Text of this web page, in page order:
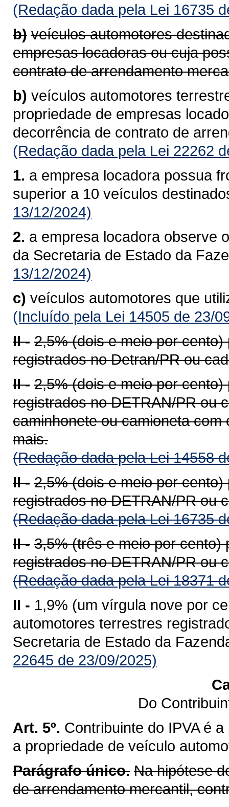
(Redação dada pela Lei 16735
b) veículos automotores
empresas locadoras ou cuja
contrato de arrendamento
b) veículos automotores
propriedade de empresas
decorrência de contrato de
(Redação dada pela Lei 22262
1. a empresa locadora possua
superior a 10 veículos
13/12/2024)
2. a empresa locadora observe
da Secretaria de Estado da
13/12/2024)
c) veículos automotores que
(Incluído pela Lei 14505 de 23/
II - 2,5% (dois e meio por
registrados no Detran/PR ou
II - 2,5% (dois e meio por
registrados no DETRAN/PR ou
caminhonete ou camioneta
mais.
(Redação dada pela Lei 14558
II - 2,5% (dois e meio por
registrados no DETRAN/PR ou
(Redação dada pela Lei 16735
II - 3,5% (três e meio por
registrados no DETRAN/PR ou
(Redação dada pela Lei 18371
II - 1,9% (um vírgula nove por
automotores terrestres
Secretaria de Estado da
22645 de 23/09/2025)
Do
Art. 5º. Contribuinte do IPVA é
a propriedade de veículo
Parágrafo único. Na hipótese
de arrendamento mercantil,